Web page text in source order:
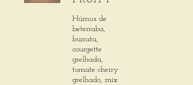
Húmus de
beterraba,
burrata,
courgette
grelhada,
tomate cherry
grelhado, mix